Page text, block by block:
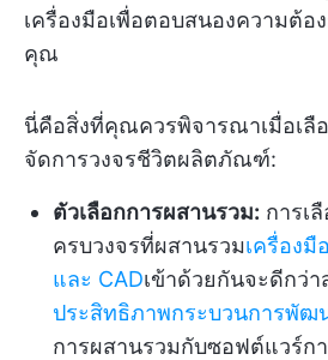
เครื่องมือเพื่อตอบสนองความต้อ
คุณ
นี่คือสิ่งที่คุณควรพิจารณาเมื่อเลื
จัดการวงจรชีวิตผลิตภัณฑ์:
ตัวเลือกการผสานรวม: การเ
ครบวงจรที่ผสานรวมเครื่องมื
และ CADเข้าด้วยกันจะดีกว่า
ประสิทธิภาพกระบวนการพั
การผสานรวมกับซอฟต์แวร์ก